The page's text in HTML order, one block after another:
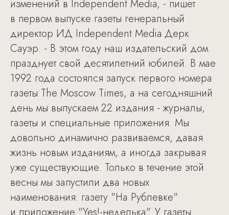
изменений в Independent Media, - пишет
в первом выпуске газеты генеральный
директор ИД Independent Media Дерк
Сауэр. - В этом году наш издательский дом
празднует свой десятилетний юбилей. В мае
1992 года состоялся запуск первого номера
газеты The Moscow Times, а на сегодняшний
день мы выпускаем 22 издания - журналы,
газеты и специальные приложения. Мы
довольно динамично развиваемся, давая
жизнь новым изданиям, а иногда закрывая
уже существующие. Только в течение этой
весны мы запустили два новых
наименования: газету "На Рублевке"